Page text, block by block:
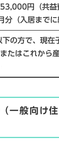
円（共益
（入居までに
の方で、現在
たはこれから
一般向け